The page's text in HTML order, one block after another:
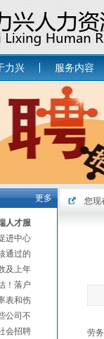
力兴 服务内容
劳
您现
更多
人才服
进中心
通过的
及上年
！落户
表和伤
公司不
会招聘